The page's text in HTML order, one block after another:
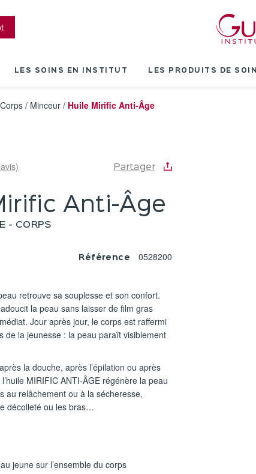
LES SOINS EN INSTITUT LES PRODUITS DE SOIN
Corps / Minceur / Huile Mirific Anti-Âge
Partager
Anti-Âge
- CORPS
Référence 0528200
retrouve sa souplesse et son confort.
la peau sans laisser de film gras
Jour après jour, le corps est raffermi
de la jeunesse : la peau paraît visiblement
la douche, après l’épilation ou après
MIRIFIC ANTI-ÂGE régénère la peau
au relâchement ou à la sécheresse,
décolleté ou les bras…
jeune sur l’ensemble du corps